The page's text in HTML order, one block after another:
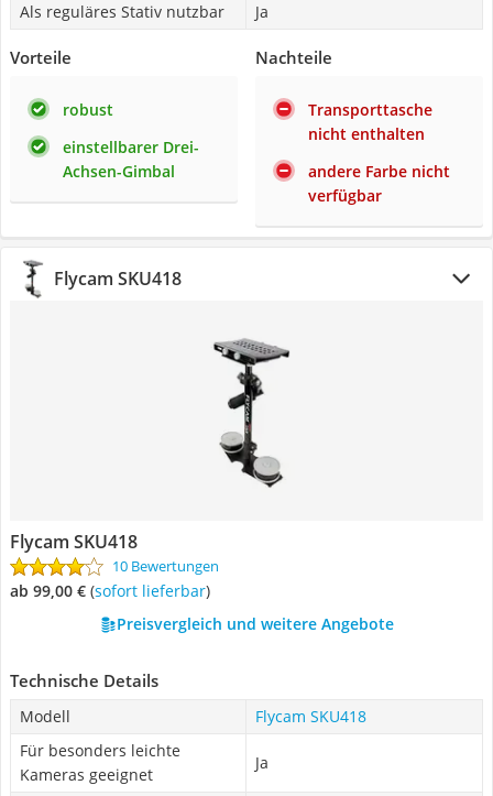
Als reguläres Stativ nutzbar Ja
Vorteile
robust
einstellbarer Drei-
Achsen-Gimbal
Nachteile
Transporttasche
nicht enthalten
andere Farbe nicht
verfügbar
Flycam SKU418
Flycam SKU418
10 Bewertungen
ab 99,00 € ( Sofort lieferbar)
Preisvergleich und weitere Angebote
Technische Details
Modell
Flycam SKU418
Für besonders leichte
Kameras geeignet
Ja